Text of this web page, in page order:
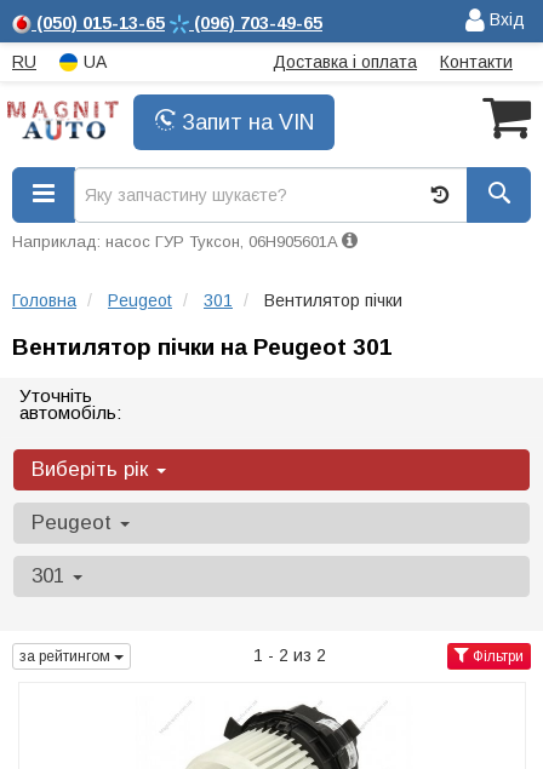
(050) 015-13-65 (096) 703-49-65 Вхід
RU UA Доставка і оплата Контакти
Запит на VIN
Наприклад: насос ГУР Туксон, 06H905601A
Головна Peugeot 301 Вентилятор пічки
Вентилятор пічки на Peugeot 301
Уточніть
автомобіль:
Виберіть рік
Peugeot
301
за рейтингом 1 - 2 из 2 Фільтри